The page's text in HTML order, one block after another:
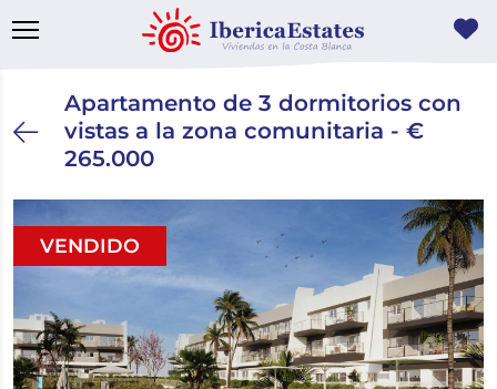
Apartamento de 3 dormitorios con
vistas a la zona comunitaria - €
265.000
VENDIDO